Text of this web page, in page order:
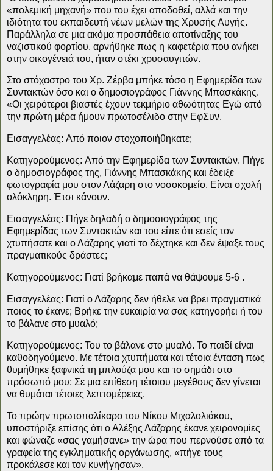
«πολεμική μηχανή» που του έχει αποδοθεί, αλλά και την
ιδιότητα του εκπαιδευτή νέων μελών της Χρυσής Αυγής.
Παράλληλα σε μια ακόμα προσπάθεια αποτίναξης του
ναζιστικού φορτίου, αρνήθηκε πως η καφετέρια που ανήκει
στην οικογένειά του, ήταν στέκι χρυσαυγιτών.
Στο στόχαστρο του Χρ. Ζέρβα μπήκε τόσο η Εφημερίδα των
Συντακτών όσο και ο δημοσιογράφος Γιάννης Μπασκάκης.
«Οι χειρότεροι βιαστές έχουν τεκμήριο αθωότητας Εγώ από
την πρώτη μέρα ήμουν πρωτοσέλιδο στην ΕφΣυν.
Εισαγγελέας: Από ποιον στοχοποιήθηκατε;
Κατηγορούμενος: Από την Εφημερίδα των Συντακτών. Πήγε
ο δημοσιογράφος της, Γιάννης Μπασκάκης και έδειξε
φωτογραφία μου στον Λάζαρη στο νοσοκομείο. Είναι σχολή
ολόκληρη. Έτσι κάνουν.
Εισαγγελέας: Πήγε δηλαδή ο δημοσιογράφος της
Εφημερίδας των Συντακτών και του είπε ότι εσείς τον
χτυπήσατε και ο Λάζαρης γιατί το δέχτηκε και δεν έψαξε τους
πραγματικούς δράστες;
Κατηγορούμενος: Γιατί βρήκαμε παπά να θάψουμε 5-6 .
Εισαγγελέας: Γιατί ο Λάζαρης δεν ήθελε να βρει πραγματικά
ποιος το έκανε; Βρήκε την ευκαιρία να σας κατηγορήει ή του
το βάλανε στο μυαλό;
Κατηγορούμενος: Του το βάλανε στο μυαλό. Το παιδί είναι
καθοδηγούμενο. Με τέτοια χτυπήματα και τέτοια ένταση πως
θυμήθηκε ξαφνικά τη μπλούζα μου και το σημάδι στο
πρόσωπό μου; Σε μια επίθεση τέτοιου μεγέθους δεν γίνεται
να θυμάται τέτοιες λεπτομέρειες.
Το πρώην πρωτοπαλίκαρο του Νίκου Μιχαλολιάκου,
υποστήριξε επίσης ότι ο Αλέξης Λάζαρης έκανε χειρονομίες
και φώναζε «σας γαμήσανε» την ώρα που περνούσε από τα
γραφεία της εγκληματικής οργάνωσης, «πήγε τους
προκάλεσε και τον κυνήγησαν».